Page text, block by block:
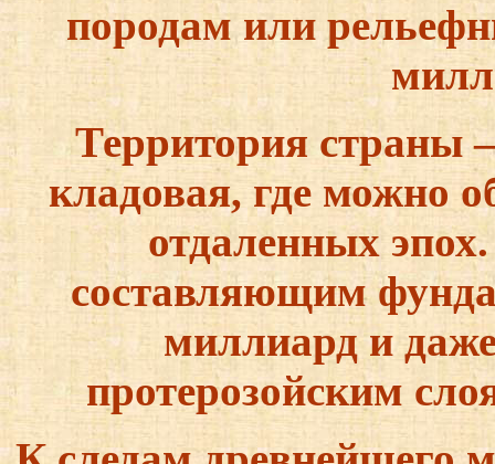
породам или
Территория страны
кладовая, где можно
отдаленных
составляющим
миллиард и
протерозойским